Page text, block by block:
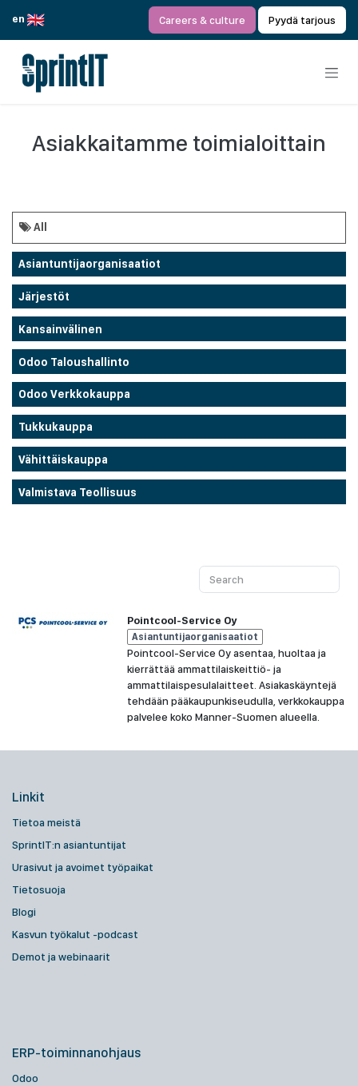
en
Careers & culture Pyydä tarjous
Asiakkaitamme toimialoittain
All
Asiantuntijaorganisaatiot
Järjestöt
Kansainvälinen
Odoo Taloushallinto
Odoo Verkkokauppa
Tukkukauppa
Vähittäiskauppa
Valmistava Teollisuus
Pointcool-Service Oy
Asiantuntijaorganisaatiot
Pointcool-Service Oy asentaa, huoltaa ja
kierrättää ammattilaiskeittiö- ja
ammattilaispesulalaitteet. Asiakaskäyntejä
tehdään pääkaupunkiseudulla, verkkokauppa
palvelee koko Manner-Suomen alueella.
Linkit
Tietoa meistä
SprintIT:n asiantuntijat
Urasivut ja avoimet työpaikat
Tietosuoja
Blogi
Kasvun työkalut -podcast
Demot ja webinaarit
ERP-toiminnanohjaus
Odoo